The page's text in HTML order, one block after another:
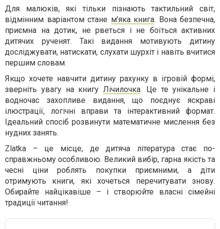
Для малюків, які тільки пізнають тактильний світ,
відмінним варіантом стане м’яка книга. Вона безпечна,
приємна на дотик, не рветься і не боїться активних
дитячих рученят. Такі видання мотивують дитину
досліджувати, натискати, слухати шурхіт і навіть вчитися
першим словам.
Якщо хочете навчити дитину рахунку в ігровій формі,
зверніть увагу на книгу Лічилочка. Це те унікальне і
водночас захопливе видання, що поєднує яскраві
ілюстрації, логічні вправи та інтерактивний формат.
Ідеальний спосіб розвинути математичне мислення без
нудних занять.
Zlatka – це місце, де дитяча література стає по-
справжньому особливою. Великий вибір, гарна якість та
чесні ціни роблять покупки приємними, а діти
отримують книги, які хочеться перечитувати знову.
Обирайте найцікавіше – і створюйте власні сімейні
традиції читання!